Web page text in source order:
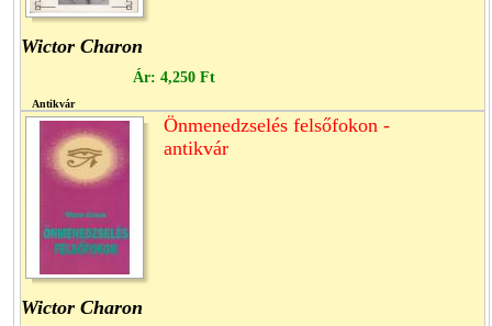
Wictor Charon
Ár: 4,250 Ft
Antikvár
Önmenedzselés felsőfokon -
antikvár
Wictor Charon